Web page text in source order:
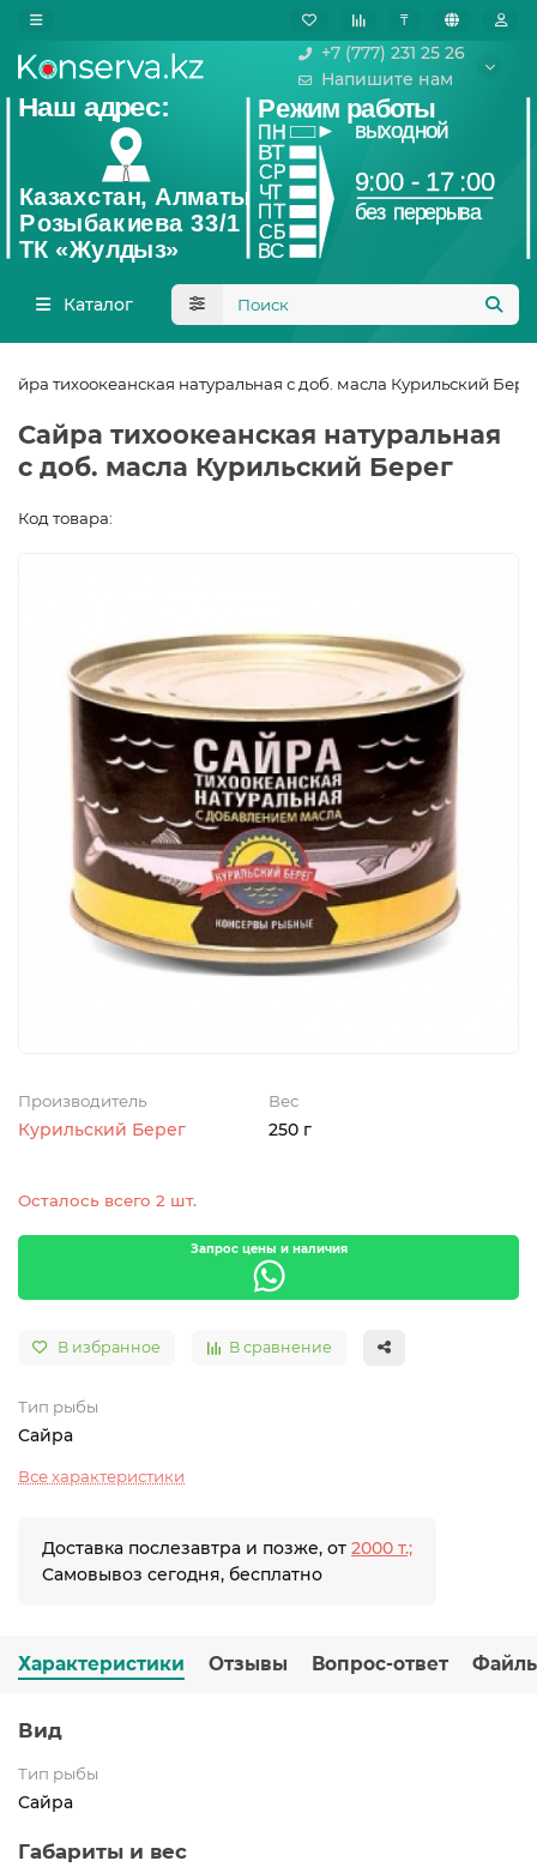
₸
+7 (777) 231 25 26
Напишите нам
Каталог
тихоокеанская натуральная с доб. масла Курильский
Сайра тихоокеанская натуральная
с доб. масла Курильский Берег
Код товара:
Производитель
Курильский Берег
Вес
250 г
Осталось всего 2 шт.
Запрос цены и наличия
В избранное В сравнение
Тип рыбы
Сайра
Все характеристики
Доставка послезавтра и позже, от 2000 т.;
Самовывоз сегодня, бесплатно
Характеристики Отзывы Вопрос-ответ
Вид
Тип рыбы
Сайра
Габариты и вес